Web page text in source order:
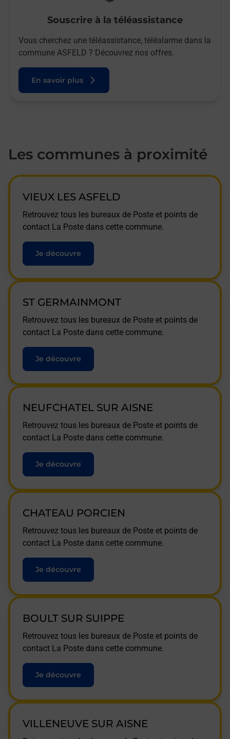
Souscrire à la téléassistance
Vous cherchez une téléassistance, téléalarme dans la
commune ASFELD ? Découvrez nos offres.
En savoir plus
Les communes à proximité
VIEUX LES ASFELD
Retrouvez tous les bureaux de Poste et points de
contact La Poste dans cette commune.
Je découvre
ST GERMAINMONT
Retrouvez tous les bureaux de Poste et points de
contact La Poste dans cette commune.
Je découvre
NEUFCHATEL SUR AISNE
Retrouvez tous les bureaux de Poste et points de
contact La Poste dans cette commune.
Je découvre
CHATEAU PORCIEN
Retrouvez tous les bureaux de Poste et points de
contact La Poste dans cette commune.
Je découvre
BOULT SUR SUIPPE
Retrouvez tous les bureaux de Poste et points de
contact La Poste dans cette commune.
Je découvre
VILLENEUVE SUR AISNE